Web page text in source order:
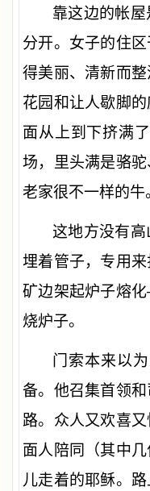
靠这边的帐
分开。女子的住
得美丽、清新而
花园和让人歇脚
面从上到下挤满
场，里头满是骆
老家很不一样的牛
这地方没有
埋着管子，专用
矿边架起炉子熔
烧炉子。
门索本来以
备。他召集首领
路。众人又欢喜
面人陪同（其中
儿走着的耶稣。